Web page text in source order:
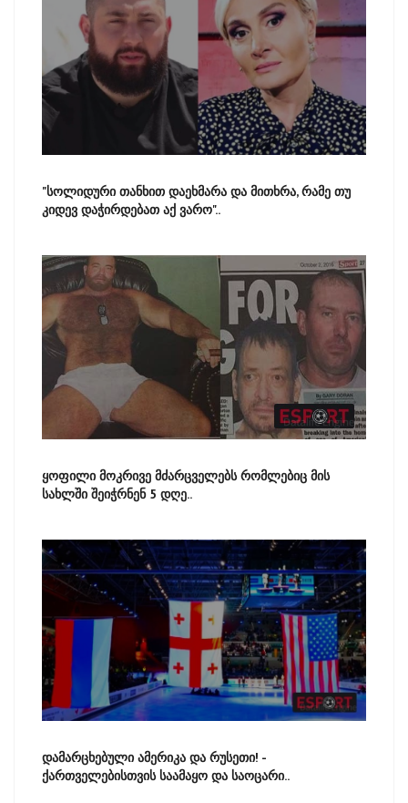
"სოლიდური თანხით დაეხმარა და მითხრა, რამე თუ
კიდევ დაჭირდებათ აქ ვარო"..
ყოფილი მოკრივე მძარცველებს რომლებიც მის
სახლში შეიჭრნენ 5 დღე..
დამარცხებული ამერიკა და რუსეთი! -
ქართველებისთვის საამაყო და საოცარი..